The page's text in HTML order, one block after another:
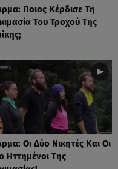
Ποιος Κέρδισε Τη
Του Τροχού Της
Οι Δύο Νικητές Και Οι
Ηττημένοι Της